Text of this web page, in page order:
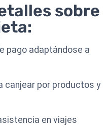
sobre
pago adaptándose a
canjear por productos y
en viajes